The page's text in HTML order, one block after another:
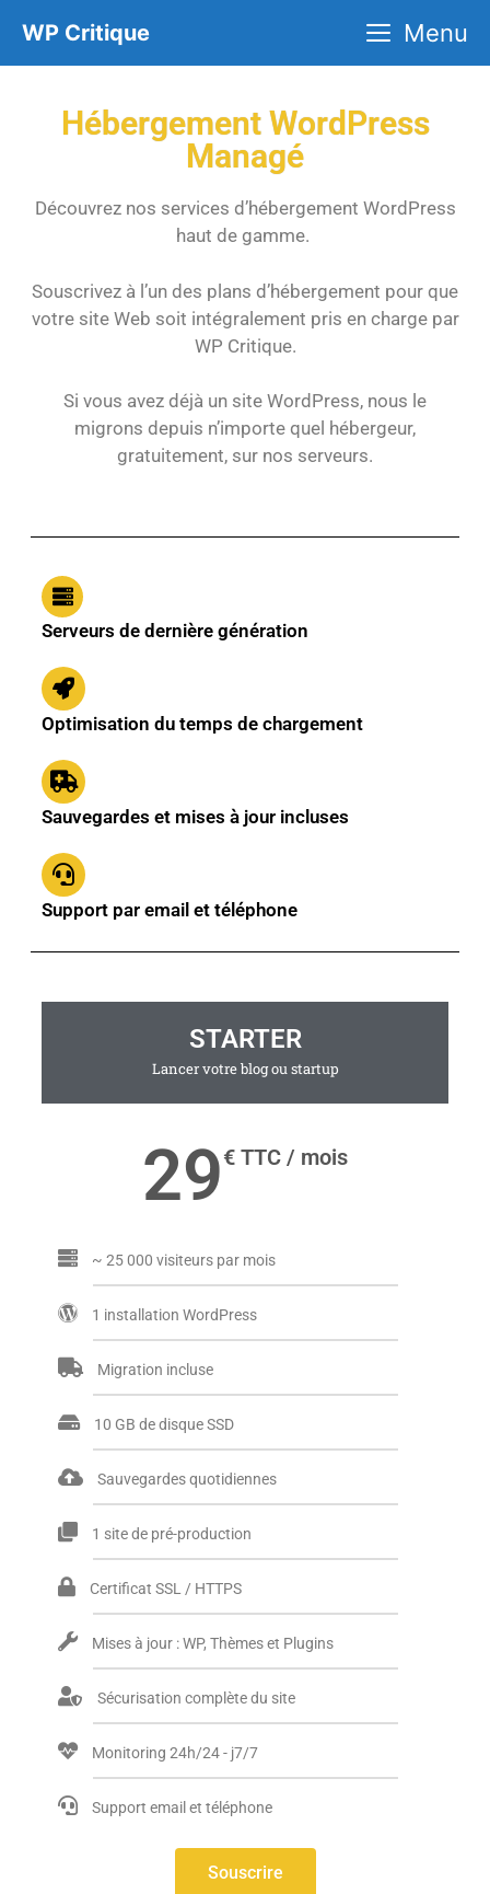
WP Critique Menu
Hébergement WordPress
Managé
Découvrez nos services d’hébergement WordPress
haut de gamme.
Souscrivez à l’un des plans d’hébergement pour que
votre site Web soit intégralement pris en charge par
WP Critique.
Si vous avez déjà un site WordPress, nous le
migrons depuis n’importe quel hébergeur,
gratuitement, sur nos serveurs.
Serveurs de dernière génération
Optimisation du temps de chargement
Sauvegardes et mises à jour incluses
Support par email et téléphone
STARTER
Lancer votre blog ou startup
29€ TTC / mois
~ 25 000 visiteurs par mois
1 installation WordPress
Migration incluse
10 GB de disque SSD
Sauvegardes quotidiennes
1 site de pré-production
Certificat SSL / HTTPS
Mises à jour : WP, Thèmes et Plugins
Sécurisation complète du site
Monitoring 24h/24 - j7/7
Support email et téléphone
Souscrire